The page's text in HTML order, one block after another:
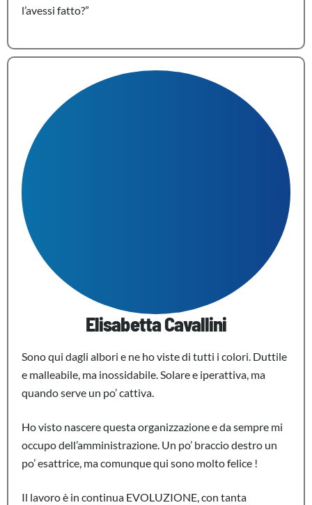
l’avessi fatto?”
Elisabetta Cavallini
Sono qui dagli albori e ne ho viste di tutti i colori. Duttile
e malleabile, ma inossidabile. Solare e iperattiva, ma
quando serve un po’ cattiva.
Ho visto nascere questa organizzazione e da sempre mi
occupo dell’amministrazione. Un po’ braccio destro un
po’ esattrice, ma comunque qui sono molto felice !
Il lavoro è in continua EVOLUZIONE, con tanta